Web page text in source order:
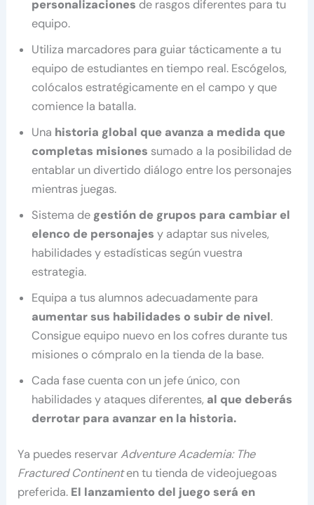
personalizaciones de rasgos diferentes para tu
equipo.
Utiliza marcadores para guiar tácticamente a tu
equipo de estudiantes en tiempo real. Escógelos,
colócalos estratégicamente en el campo y que
comience la batalla.
Una historia global que avanza a medida que
completas misiones sumado a la posibilidad de
entablar un divertido diálogo entre los personajes
mientras juegas.
Sistema de gestión de grupos para cambiar el
elenco de personajes y adaptar sus niveles,
habilidades y estadísticas según vuestra
estrategia.
Equipa a tus alumnos adecuadamente para
aumentar sus habilidades o subir de nivel.
Consigue equipo nuevo en los cofres durante tus
misiones o cómpralo en la tienda de la base.
Cada fase cuenta con un jefe único, con
habilidades y ataques diferentes, al que deberás
derrotar para avanzar en la historia.
Ya puedes reservarAdventure Academia: The
Fractured Continenten tu tienda de videojuegoas
preferida. El lanzamiento del juego será en